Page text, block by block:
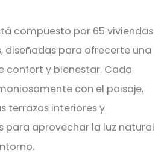
compuesto por 65 viviendas
diseñadas para ofrecerte una
confort y bienestar. Cada
con el paisaje,
terrazas interiores y
para aprovechar la luz natural